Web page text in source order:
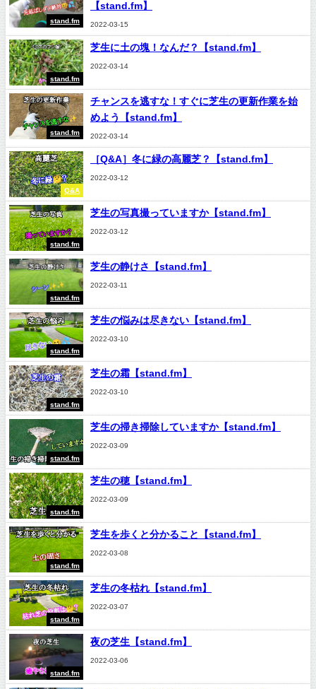
stand.fm
【stand.fm】
2022-03-15
stand.fm
芝生に土の塊！なんだ？【stand.fm】
2022-03-14
stand.fm
チャンスを逃すな！すぐに芝生の更新作業を始
めよう【stand.fm】
2022-03-14
Q&A
［Q&A］冬に緑の高麗芝？【stand.fm】
2022-03-12
stand.fm
芝生の写真撮っていますか【stand.fm】
2022-03-12
stand.fm
芝生の静けさ【stand.fm】
2022-03-11
stand.fm
芝生の悩みは尽きない【stand.fm】
2022-03-10
stand.fm
芝生の霜【stand.fm】
2022-03-10
stand.fm
芝生の掃き掃除していますか【stand.fm】
2022-03-09
stand.fm
芝生の穂【stand.fm】
2022-03-09
stand.fm
芝生を歩くと分かること【stand.fm】
2022-03-08
stand.fm
芝生の冬枯れ【stand.fm】
2022-03-07
stand.fm
夜の芝生【stand.fm】
2022-03-06